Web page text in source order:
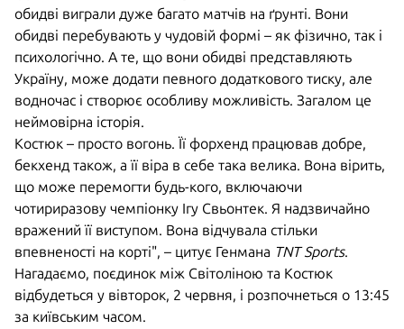
обидві виграли дуже багато матчів на ґрунті. Вони
обидві перебувають у чудовій формі – як фізично, так і
психологічно. А те, що вони обидві представляють
Україну, може додати певного додаткового тиску, але
водночас і створює особливу можливість. Загалом це
неймовірна історія.
Костюк – просто вогонь. Її форхенд працював добре,
бекхенд також, а її віра в себе така велика. Вона вірить,
що може перемогти будь-кого, включаючи
чотириразову чемпіонку Ігу Свьонтек. Я надзвичайно
вражений її виступом. Вона відчувала стільки
впевненості на корті", – цитує Генмана TNT Sports.
Нагадаємо, поєдинок між Світоліною та Костюк
відбудеться у вівторок, 2 червня, і розпочнеться о 13:45
за київським часом.